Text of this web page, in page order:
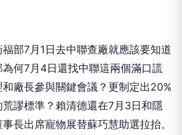
部7月1日去中聯查廠就應該要知道
何7月4日還找中聯這兩個滿口謊
廠長參與關鍵會議？更制定出20%
荒謬標準？賴清德還在7月3日和隱
長出席寵物展替蘇巧慧助選拉抬。